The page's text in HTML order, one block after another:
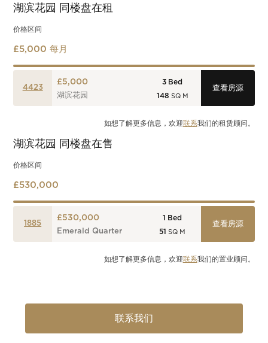
湖滨花园 同楼盘在租
价格区间
£5,000 每月
4423
£5,000
湖滨花园
3 Bed
148 SQ M
查看房源
如想了解更多信息，欢迎联系我们的租赁顾问。
湖滨花园 同楼盘在售
价格区间
£530,000
1885
£530,000
Emerald Quarter
1
Bed
51 SQ M
查看房源
如想了解更多信息，欢迎联系我们的置业顾问。
联系我们